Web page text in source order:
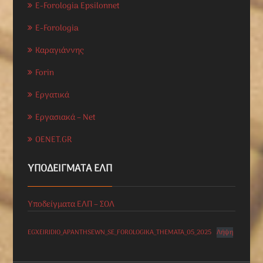
E-Forologia Epsilonnet
E-Forologia
Καραγιάννης
Forin
Εργατικά
Εργασιακά – Net
OENET.GR
ΥΠΟΔΕΊΓΜΑΤΑ ΕΛΠ
Υποδείγματα ΕΛΠ – ΣΟΛ
EGXEIRIDIO_APANTHSEWN_SE_FOROLOGIKA_THEMATA_05_2025 Λήψη